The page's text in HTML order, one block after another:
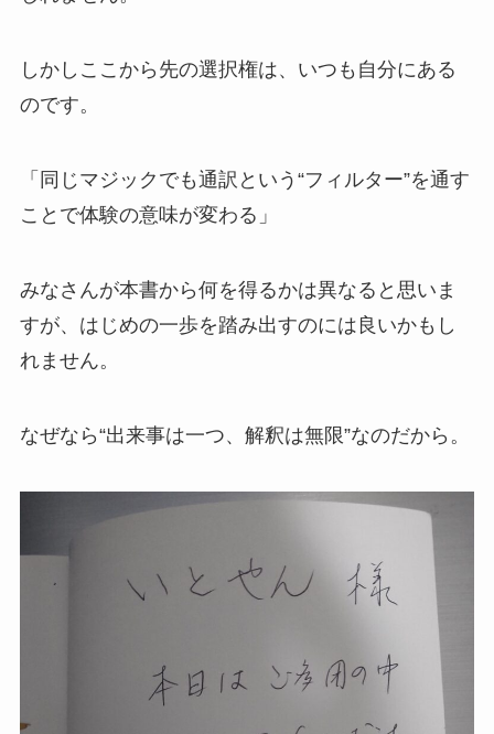
しかしここから先の選択権は、いつも自分にある
のです。
「同じマジックでも通訳という“フィルター”を通す
ことで体験の意味が変わる」
みなさんが本書から何を得るかは異なると思いま
すが、はじめの一歩を踏み出すのには良いかもし
れません。
なぜなら“出来事は一つ、解釈は無限”なのだから。